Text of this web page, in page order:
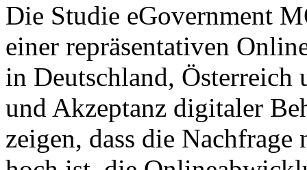
Die Studie eGovernment
einer repräsentativen
in Deutschland, Österreich
und Akzeptanz digitaler
zeigen, dass die